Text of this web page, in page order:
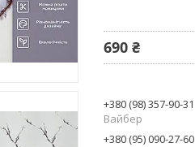
690 ₴
+380 (98) 357-90-31
Вайбер
+380 (95) 090-27-60